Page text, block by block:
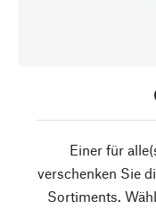
Einer für
verschenken Sie
Sortiments.